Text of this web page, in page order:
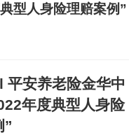
型人身险理赔案例”
平安养老险金华中
年度典型人身险
”